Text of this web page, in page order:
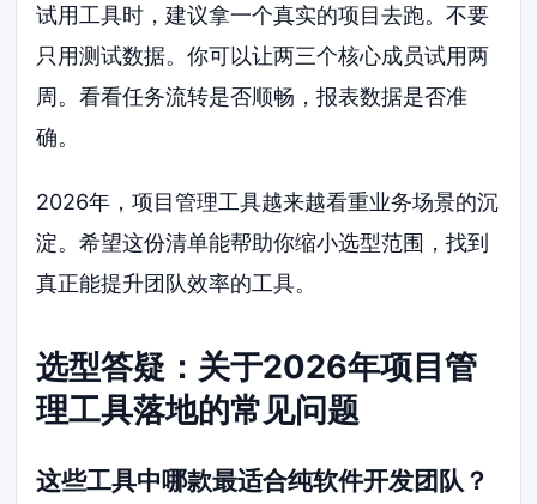
试用工具时，建议拿一个真实的项目去跑。不要
只用测试数据。你可以让两三个核心成员试用两
周。看看任务流转是否顺畅，报表数据是否准
确。
2026年，项目管理工具越来越看重业务场景的沉
淀。希望这份清单能帮助你缩小选型范围，找到
真正能提升团队效率的工具。
选型答疑：关于2026年项目管
理工具落地的常见问题
这些工具中哪款最适合纯软件开发团队？